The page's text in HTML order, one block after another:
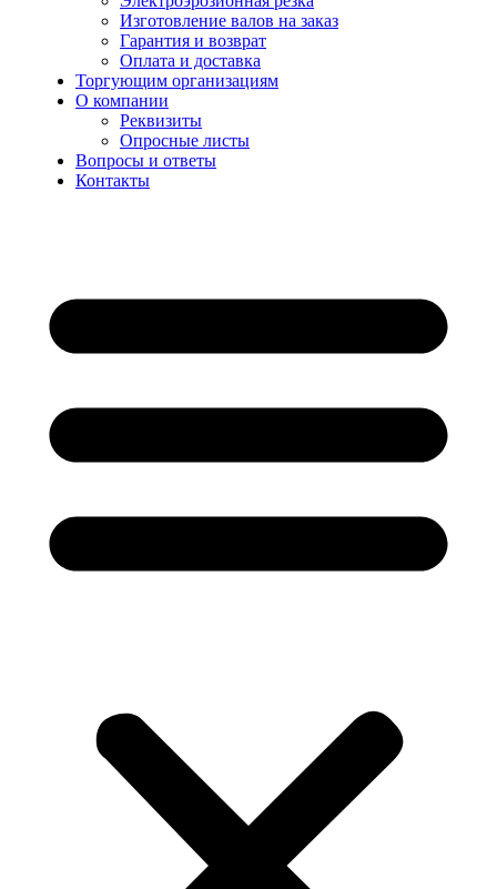
Изготовление валов на заказ
Гарантия и возврат
Оплата и доставка
Торгующим организациям
О компании
Реквизиты
Опросные листы
Вопросы и ответы
Контакты